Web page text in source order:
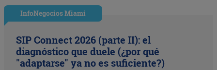
InfoNegocios Miami
SIP Connect 2026 (parte II): el
diagnóstico que duele (¿por qué
"adaptarse" ya no es suficiente?)